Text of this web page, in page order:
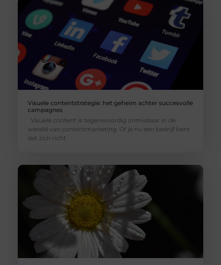
Visuele contentstrategie: het geheim achter succesvolle
campagnes
Visuele content is tegenwoordig onmisbaar in de
wereld van contentmarketing. Of je nu een bedrijf bent
dat zich richt